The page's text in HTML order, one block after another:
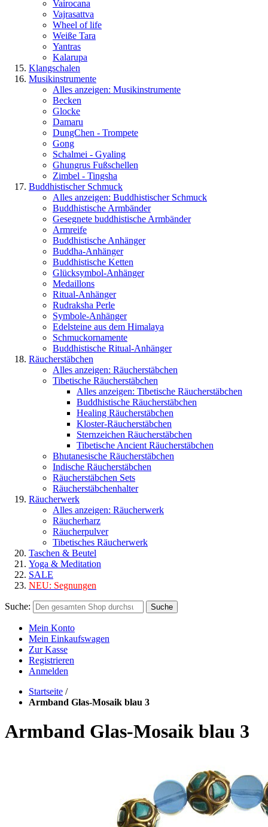
Vairocana
Vajrasattva
Wheel of life
Weiße Tara
Yantras
Kalarupa
Klangschalen
Musikinstrumente
Alles anzeigen: Musikinstrumente
Becken
Glocke
Damaru
DungChen - Trompete
Gong
Schalmei - Gyaling
Ghungrus Fußschellen
Zimbel - Tingsha
Buddhistischer Schmuck
Alles anzeigen: Buddhistischer Schmuck
Buddhistische Armbänder
Gesegnete buddhistische Armbänder
Armreife
Buddhistische Anhänger
Buddha-Anhänger
Buddhistische Ketten
Glücksymbol-Anhänger
Medaillons
Ritual-Anhänger
Rudraksha Perle
Symbole-Anhänger
Edelsteine aus dem Himalaya
Schmuckornamente
Buddhistische Ritual-Anhänger
Räucherstäbchen
Alles anzeigen: Räucherstäbchen
Tibetische Räucherstäbchen
Alles anzeigen: Tibetische Räucherstäbchen
Buddhistische Räucherstäbchen
Healing Räucherstäbchen
Kloster-Räucherstäbchen
Sternzeichen Räucherstäbchen
Tibetische Ancient Räucherstäbchen
Bhutanesische Räucherstäbchen
Indische Räucherstäbchen
Räucherstäbchen Sets
Räucherstäbchenhalter
Räucherwerk
Alles anzeigen: Räucherwerk
Räucherharz
Räucherpulver
Tibetisches Räucherwerk
Taschen & Beutel
Yoga & Meditation
SALE
NEU: Segnungen
Suche: Suche
Mein Konto
Mein Einkaufswagen
Zur Kasse
Registrieren
Anmelden
Startseite /
Armband Glas-Mosaik blau 3
Armband Glas-Mosaik blau 3